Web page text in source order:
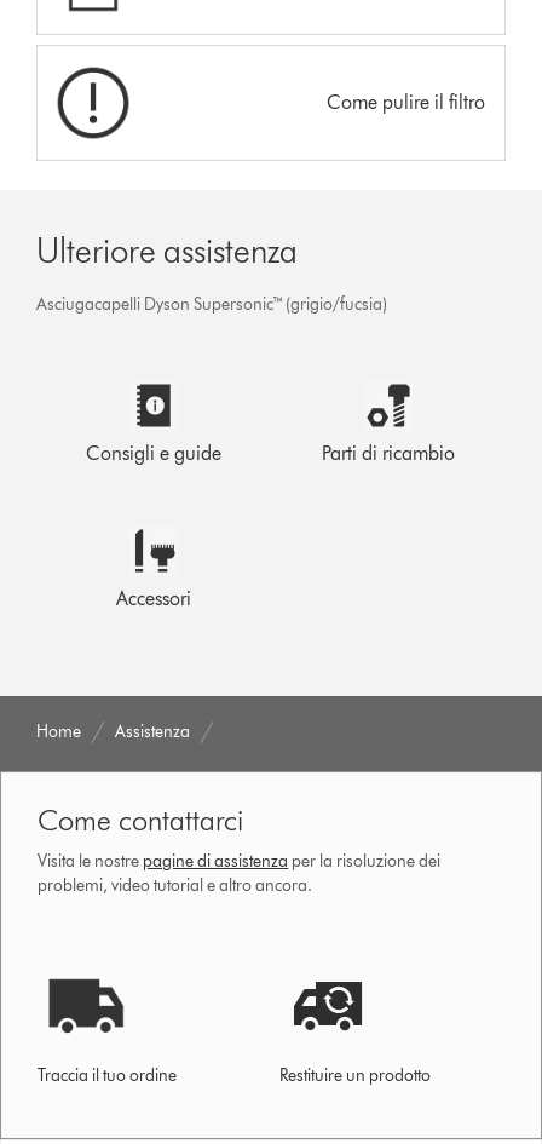
Come pulire il filtro
Ulteriore assistenza
Asciugacapelli Dyson Supersonic™ (grigio/fucsia)
Consigli e guide Parti di ricambio
Accessori
Home Assistenza
Come contattarci
Visita le nostre pagine di assistenza per la risoluzione dei
problemi, video tutorial e altro ancora.
Traccia il tuo ordine Restituire un prodotto